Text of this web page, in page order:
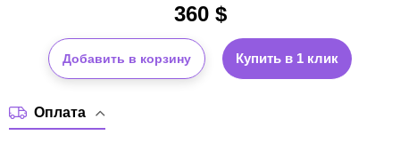
360$
Добавить в корзину Купить в 1 клик
Оплата